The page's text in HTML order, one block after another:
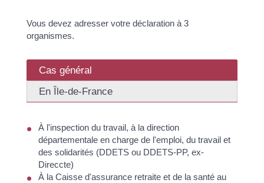
Vous devez adresser votre déclaration à 3
organismes.
Cas général
En Île-de-France
À l'inspection du travail, à la direction
départementale en charge de l'emploi, du travail et
des solidarités (DDETS ou DDETS-PP, ex-
Direccte)
À la Caisse d'assurance retraite et de la santé au